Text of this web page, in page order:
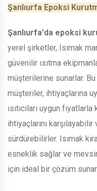
Şanlıurfa Epoksi
Şanlıurfa'da epoksi
yerel şirketler, Isımak
güvenilir ısıtma
müşterilerine sunarlar.
müşteriler, ihtiyaçlarına
ısıtıcıları uygun
ihtiyaçlarını
sürdürebilirler. Isımak
esneklik sağlar ve
için ideal bir çözüm sunar.